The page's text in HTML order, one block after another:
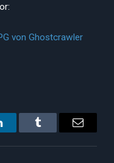
von Ghostcrawler
Tumblr Email